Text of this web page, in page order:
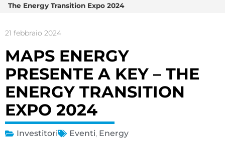
The Energy Transition Expo 2024
21 febbraio 2024
MAPS ENERGY
PRESENTE A KEY – THE
ENERGY TRANSITION
EXPO 2024
Investitori Eventi, Energy